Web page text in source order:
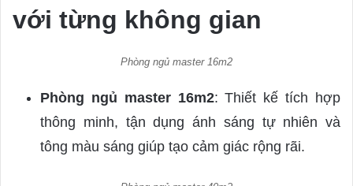
với từng không gian
Phòng ngủ master 16m2
Phòng ngủ master 16m2: Thiết kế tích hợp
thông minh, tận dụng ánh sáng tự nhiên và
tông màu sáng giúp tạo cảm giác rộng rãi.